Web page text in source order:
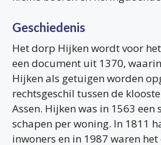
Geschiedenis
Het dorp Hijken wordt voor
een document uit 1370,
Hijken als getuigen worden
rechtsgeschil tussen de
Assen. Hijken was in 1563
schapen per woning. In 1811
inwoners en in 1987 waren